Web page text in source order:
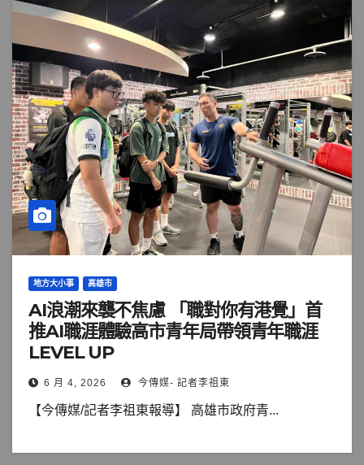
地方大小事 高雄市
AI浪潮來襲不焦慮 「職對你有港覺」首
推AI職涯體驗高市青年局帶領青年職涯
LEVEL UP
6 月 4, 2026 今傳媒- 記者李祖東
【今傳媒/記者李祖東報導】 高雄市政府青...